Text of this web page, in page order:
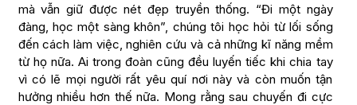
mà vẫn giữ được nét đẹp truyền thống. “Đi một ngày
đàng, học một sàng khôn”, chúng tôi học hỏi từ lối sống
đến cách làm việc, nghiên cứu và cả những kĩ năng mềm
từ họ nữa. Ai trong đoàn cũng đều luyến tiếc khi chia tay
vì có lẽ mọi người rất yêu quí nơi này và còn muốn tận
hưởng nhiều hơn thế nữa. Mong rằng sau chuyến đi cực